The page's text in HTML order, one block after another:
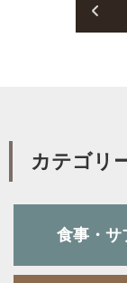
カテゴリ
食事・サ